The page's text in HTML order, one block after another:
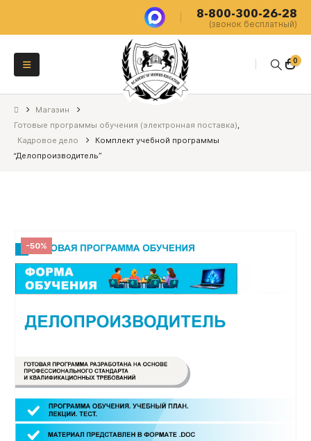
8-800-300-26-28
(звонок бесплатный)
0
Магазин
Готовые программы обучения (электронная поставка),
Кадровое дело
Комплект учебной программы
“Делопроизводитель”
-50%